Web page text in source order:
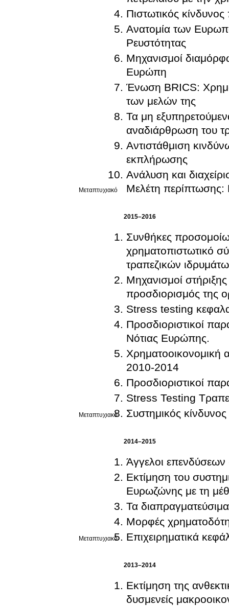
Μεταπτυχιακό
Πιστωτικός
Ανατομία των
Ρευστότητας
Μηχανισμοί
Ευρώπη
Ένωση BRICS:
των μελών της
Τα μη
αναδιάρθρωση του
Αντιστάθμιση
εκπλήρωσης
Ανάλυση και
Μελέτη
2015–2016
Μεταπτυχιακό
Συνθήκες
χρηματοπιστωτικό
τραπεζικών
Μηχανισμοί
προσδιορισμός της
Stress testing
Προσδιοριστικοί
Νότιας Ευρώπης.
Χρηματοοικονομική
2010-2014
Προσδιοριστικοί
Stress Testing
Συστημικός
2014–2015
Μεταπτυχιακό
Άγγελοι
Εκτίμηση του
Ευρωζώνης με τη
Τα
Μορφές
Επιχειρηματικά
2013–2014
Εκτίμηση της
δυσμενείς